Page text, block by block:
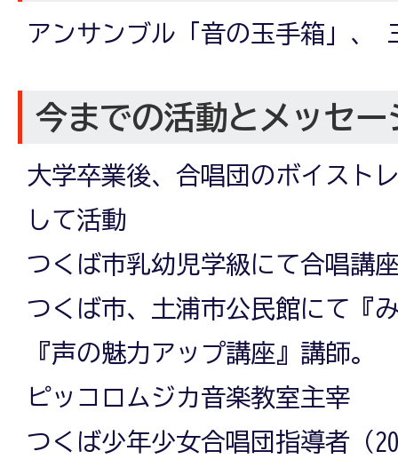
アンサンブル「音の玉手箱」、
今までの活動とメッセー
大学卒業後、合唱団のボイスト
して活動
つくば市乳幼児学級にて合唱講
つくば市、土浦市公民館にて『
『声の魅力アップ講座』講師。
ピッコロムジカ音楽教室主宰
つくば少年少女合唱団指導者（